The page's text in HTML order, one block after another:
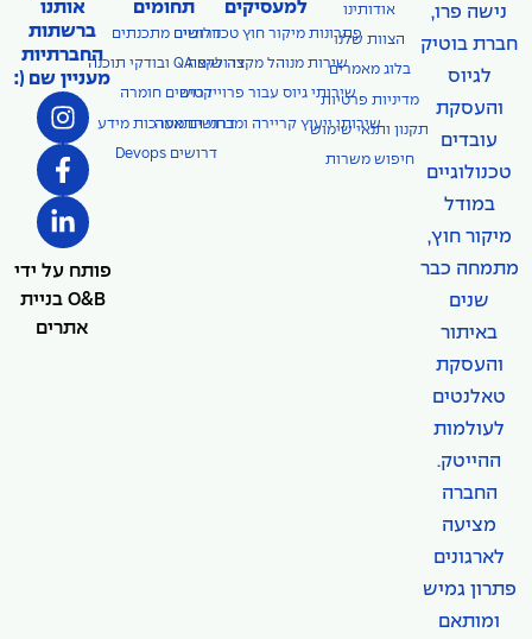
אותנו
ברשתות
החברתיות
מעניין שם (:
פותח על ידי
O&B בניית
אתרים
תחומים
דרושים מתכנתים
דרושים QA ובודקי תוכנה
דרושים חומרה
דרושים מערכות מידע
דרושים Devops
למעסיקים
פתרונות מיקור חוץ טכנולוגיים
שירות מנוהל מקצה לקצה
שירותי גיוס עבור פרוייקטים
שירותי ייעוץ קריירה ומבחני התאמה
אודותינו
הצוות שלנו
בלוג מאמרים
מדיניות פרטיות
תקנון ותנאי שימוש
חיפוש משרות
נישה פרו,
חברת בוטיק
לגיוס
והעסקת
עובדים
טכנולוגיים
במודל
מיקור חוץ,
מתמחה כבר
שנים
באיתור
והעסקת
טאלנטים
לעולמות
ההייטק.
החברה
מציעה
לארגונים
פתרון גמיש
ומותאם